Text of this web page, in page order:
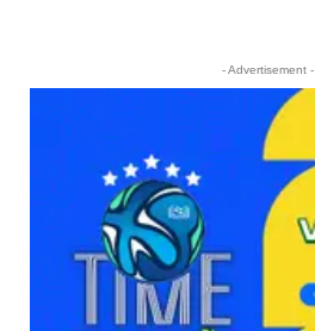
- Advertisement -